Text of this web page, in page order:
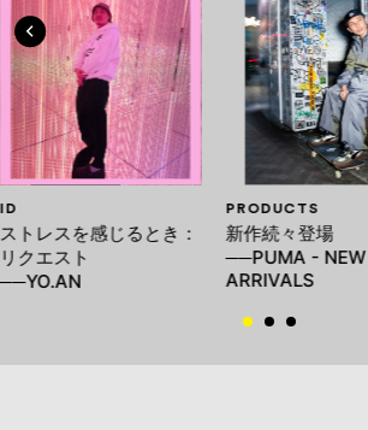
ID
ストレスを感じるとき：
リクエスト
──YO.AN
PRODUCTS
新作続々登場
──PUMA - NEW
ARRIVALS